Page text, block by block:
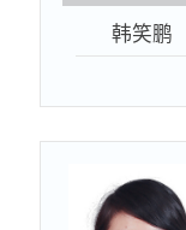
韩笑鹏